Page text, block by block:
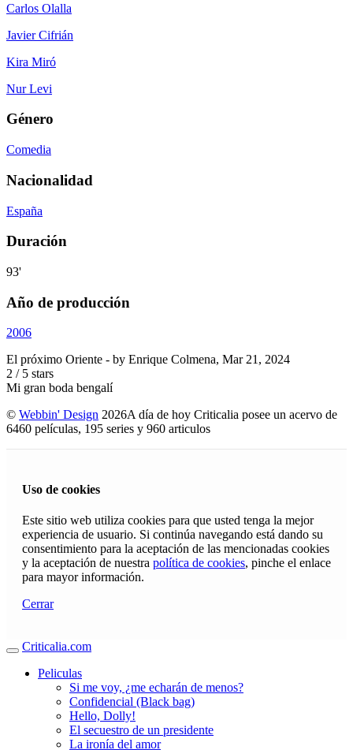
Carlos Olalla
Javier Cifrián
Kira Miró
Nur Levi
Género
Comedia
Nacionalidad
España
Duración
93'
Año de producción
2006
El próximo Oriente - by Enrique Colmena, Mar 21, 2024
2 / 5 stars
Mi gran boda bengalí
© Webbin' Design 2026A día de hoy Criticalia posee un acervo de
6460 películas, 195 series y 960 articulos
Uso de cookies
Este sitio web utiliza cookies para que usted tenga la mejor
experiencia de usuario. Si continúa navegando está dando su
consentimiento para la aceptación de las mencionadas cookies
y la aceptación de nuestra política de cookies, pinche el enlace
para mayor información.
Cerrar
Criticalia.com
Peliculas
Si me voy, ¿me echarán de menos?
Confidencial (Black bag)
Hello, Dolly!
El secuestro de un presidente
La ironía del amor